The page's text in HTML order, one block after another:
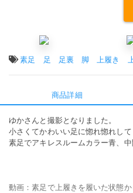
タグ:
素足 足 足裏 脚 上履き
商品詳細
ゆかさんと撮影となりました。
小さくてかわいい足に惚れ惚れして
素足でアキレスルームカラー青、中
動画：素足で上履きを履いた状態